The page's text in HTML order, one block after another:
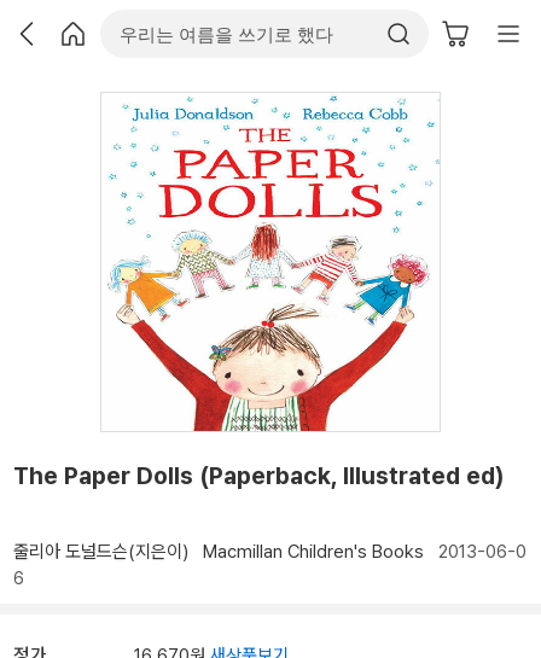
The Paper Dolls (Paperback, Illustrated ed)
줄리아 도널드슨(지은이) Macmillan Children's Books 2013-06-0
6